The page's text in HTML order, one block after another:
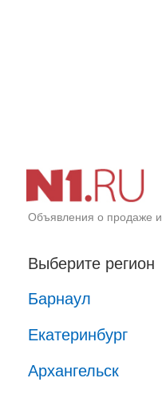
Объявления о продаже
Выберите регион
Барнаул
Екатеринбург
Архангельск